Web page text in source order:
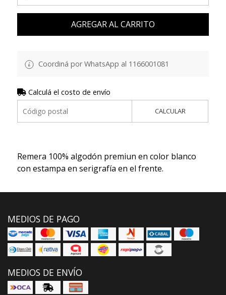
AGREGAR AL CARRITO
Coordiná por WhatsApp al 1166001081
Calculá el costo de envío
CALCULAR
Remera 100% algodón premiun en color blanco
con estampa en serigrafía en el frente.
MEDIOS DE PAGO
MEDIOS DE ENVÍO